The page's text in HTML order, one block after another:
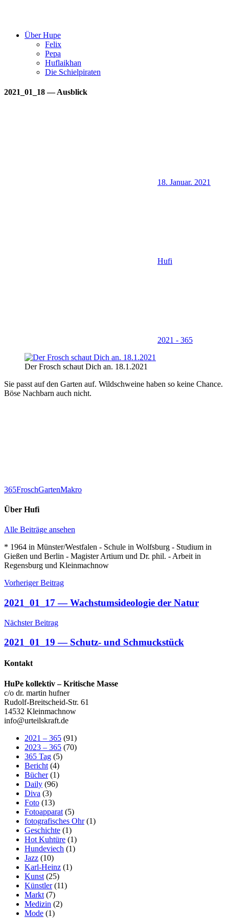
Über Hupe
Felix
Pepa
Huflaikhan
Die Schielpiraten
2021_01_18 — Ausblick
18. Januar. 2021
Hufi
2021 - 365
Der Frosch schaut Dich an. 18.1.2021
Sie passt auf den Garten auf. Wildschweine haben so keine Chance.
Böse Nachbarn auch nicht.
365FroschGartenMakro
Über Hufi
Alle Beiträge ansehen
* 1964 in Münster/Westfalen - Schule in Wolfsburg - Studium in
Gießen und Berlin - Magister Artium und Dr. phil. - Arbeit in
Regensburg und Kleinmachnow
Beitragsnavigation
Vorheriger Beitrag
2021_01_17 — Wachstumsideologie der Natur
Nächster Beitrag
2021_01_19 — Schutz- und Schmuckstück
Kontakt
HuPe kollektiv – Kritische Masse
c/o dr. martin hufner
Rudolf-Breitscheid-Str. 61
14532 Kleinmachnow
info@urteilskraft.de
2021 – 365 (91)
2023 – 365 (70)
365 Tag (5)
Bericht (4)
Bücher(1)
Daily (96)
Diva (3)
Foto (13)
Fotoapparat (5)
fotografisches Ohr(1)
Geschichte (1)
Hot Kuhtüre (1)
Hundeviech (1)
Jazz (10)
Karl-Heinz (1)
Kunst (25)
Künstler(11)
Markt (7)
Medizin (2)
Mode (1)